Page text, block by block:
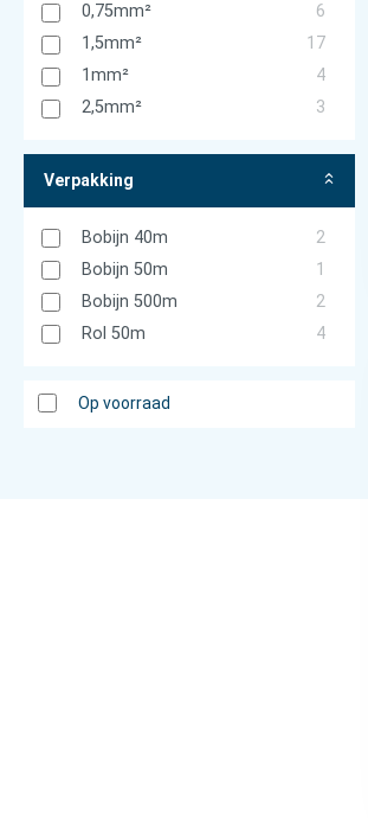
0,75mm²
6
1,5mm²
17
1mm²
4
2,5mm²
3
Verpakking
Bobijn 40m
2
Bobijn 50m
1
Bobijn 500m
2
Rol 50m
4
Op voorraad